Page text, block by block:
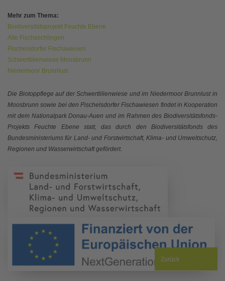
Mehr zum Thema:
Biodiversitätsprojekt Feuchte Ebene
Alte Fischaschlingen
Pischelsdorfer Fischawiesen
Schwertlilienwiese Moosbrunn
Niedermoor Brunnlust
Die Biotoppflege auf der Schwertlilienwiese und im Niedermoor Brunnlust in
Moosbrunn sowie bei den Pischelsdorfer Fischawiesen findet in Kooperation
mit dem Nationalpark Donau-Auen und im Rahmen des Biodiversitätsfonds-
Projekts Feuchte Ebene statt, dasdurch den Biodiversitätsfonds des
Bundesministeriums für Land- und Forstwirtschaft, Klima- und Umweltschutz,
Regionen und Wasserwirtschaft gefördert.
Zurück